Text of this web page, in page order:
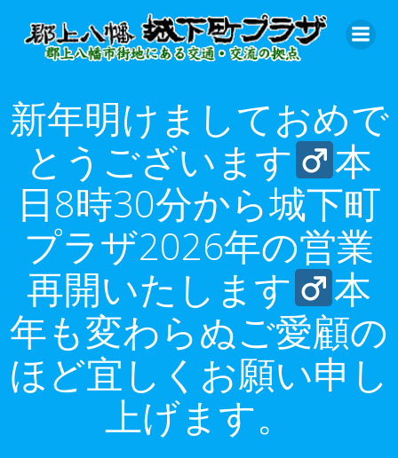
ン
テ
へ
ス
キ
プ
新年明けましておめで
とうございます‍
本
日8時30分から城下町
プラザ2026年の営業
再開いたします‍
本
年も変わらぬご愛顧の
ほど宜しくお願い申し
上げます。